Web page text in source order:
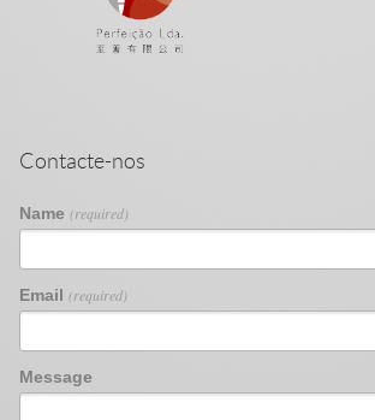
Contacte-nos
Name (required)
Email (required)
Message